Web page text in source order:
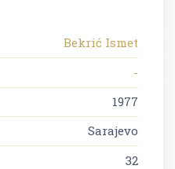
Bekrić Ismet
-
1977
Sarajevo
32